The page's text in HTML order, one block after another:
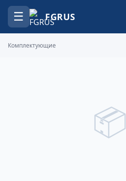
☰ FGRUS
Комплектующие
📦